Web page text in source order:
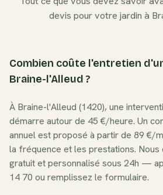
devis pour votre jardin à
Combien coûte l'entretien
Braine-l'Alleud ?
À Braine-l'Alleud (1420), une
démarre autour de 45 €/heure. Un
annuel est proposé à partir de 89 €/
la fréquence et les prestations. Nous
gratuit et personnalisé sous 24h —
14 70 ou remplissez le formulaire.